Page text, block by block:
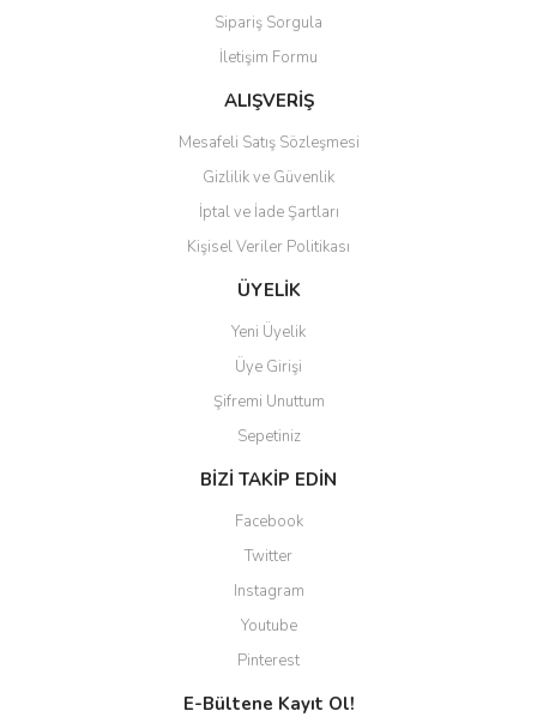
Ürün bilgilerinde hatalar bulunuyor.
Ürün fiyatı diğer sitelerden daha pahalı.
Bu ürüne benzer farklı alternatifler olmalı.
Gönder
Sipariş Sorgula
İletişim Formu
ALIŞVERİŞ
Mesafeli Satış Sözleşmesi
Gizlilik ve Güvenlik
İptal ve İade Şartları
Kişisel Veriler Politikası
ÜYELİK
Yeni Üyelik
Üye Girişi
Şifremi Unuttum
Sepetiniz
BİZİ TAKİP EDİN
Facebook
Twitter
Instagram
Youtube
Pinterest
E-Bültene Kayıt Ol!